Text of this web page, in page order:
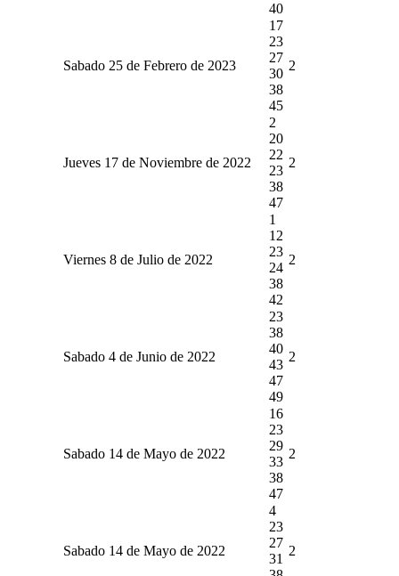
40
Sabado 25 de Febrero de 2023
17
23
27
30
38
45
2
Jueves 17 de Noviembre de 2022
2
20
22
23
38
47
2
Viernes 8 de Julio de 2022
1
12
23
24
38
42
2
Sabado 4 de Junio de 2022
23
38
40
43
47
49
2
Sabado 14 de Mayo de 2022
16
23
29
33
38
47
2
Sabado 14 de Mayo de 2022
4
23
27
31
2